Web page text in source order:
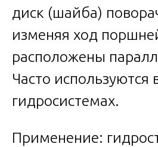
диск (шайба)
изменяя ход
расположены
Часто используются
гидросистемах.
Применение: